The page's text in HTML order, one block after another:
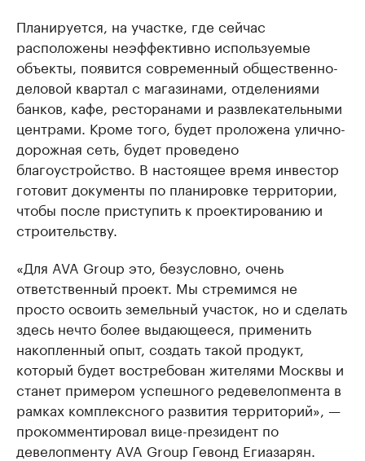
Планируется, на участке, где сейчас
расположены неэффективно используемые
объекты, появится современный общественно-
деловой квартал с магазинами, отделениями
банков, кафе, ресторанами и развлекательными
центрами. Кроме того, будет проложена улично-
дорожная сеть, будет проведено
благоустройство. В настоящее время инвестор
готовит документы по планировке территории,
чтобы после приступить к проектированию и
строительству.
«Для AVA Group это, безусловно, очень
ответственный проект. Мы стремимся не
просто освоить земельный участок, но и сделать
здесь нечто более выдающееся, применить
накопленный опыт, создать такой продукт,
который будет востребован жителями Москвы и
станет примером успешного редевелопмента в
рамках комплексного развития территорий», —
прокомментировал вице-президент по
девелопменту AVA Group Гевонд Егиазарян.